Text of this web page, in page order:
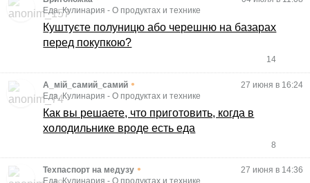
Еда, Кулинария -О продуктах и технике
Куштуєте полуницю або черешню на базарах
перед покупкою?
14
А_мій_самий_самий •
27 июня в 16:24
Еда, Кулинария -О продуктах и технике
Как вы решаете, что приготовить, когда в
холодильнике вроде есть еда
8
Техпаспорт на медузу •
27 июня в 14:36
Еда, Кулинария -О продуктах и технике